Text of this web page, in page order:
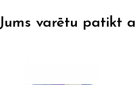
Jums varētu patikt